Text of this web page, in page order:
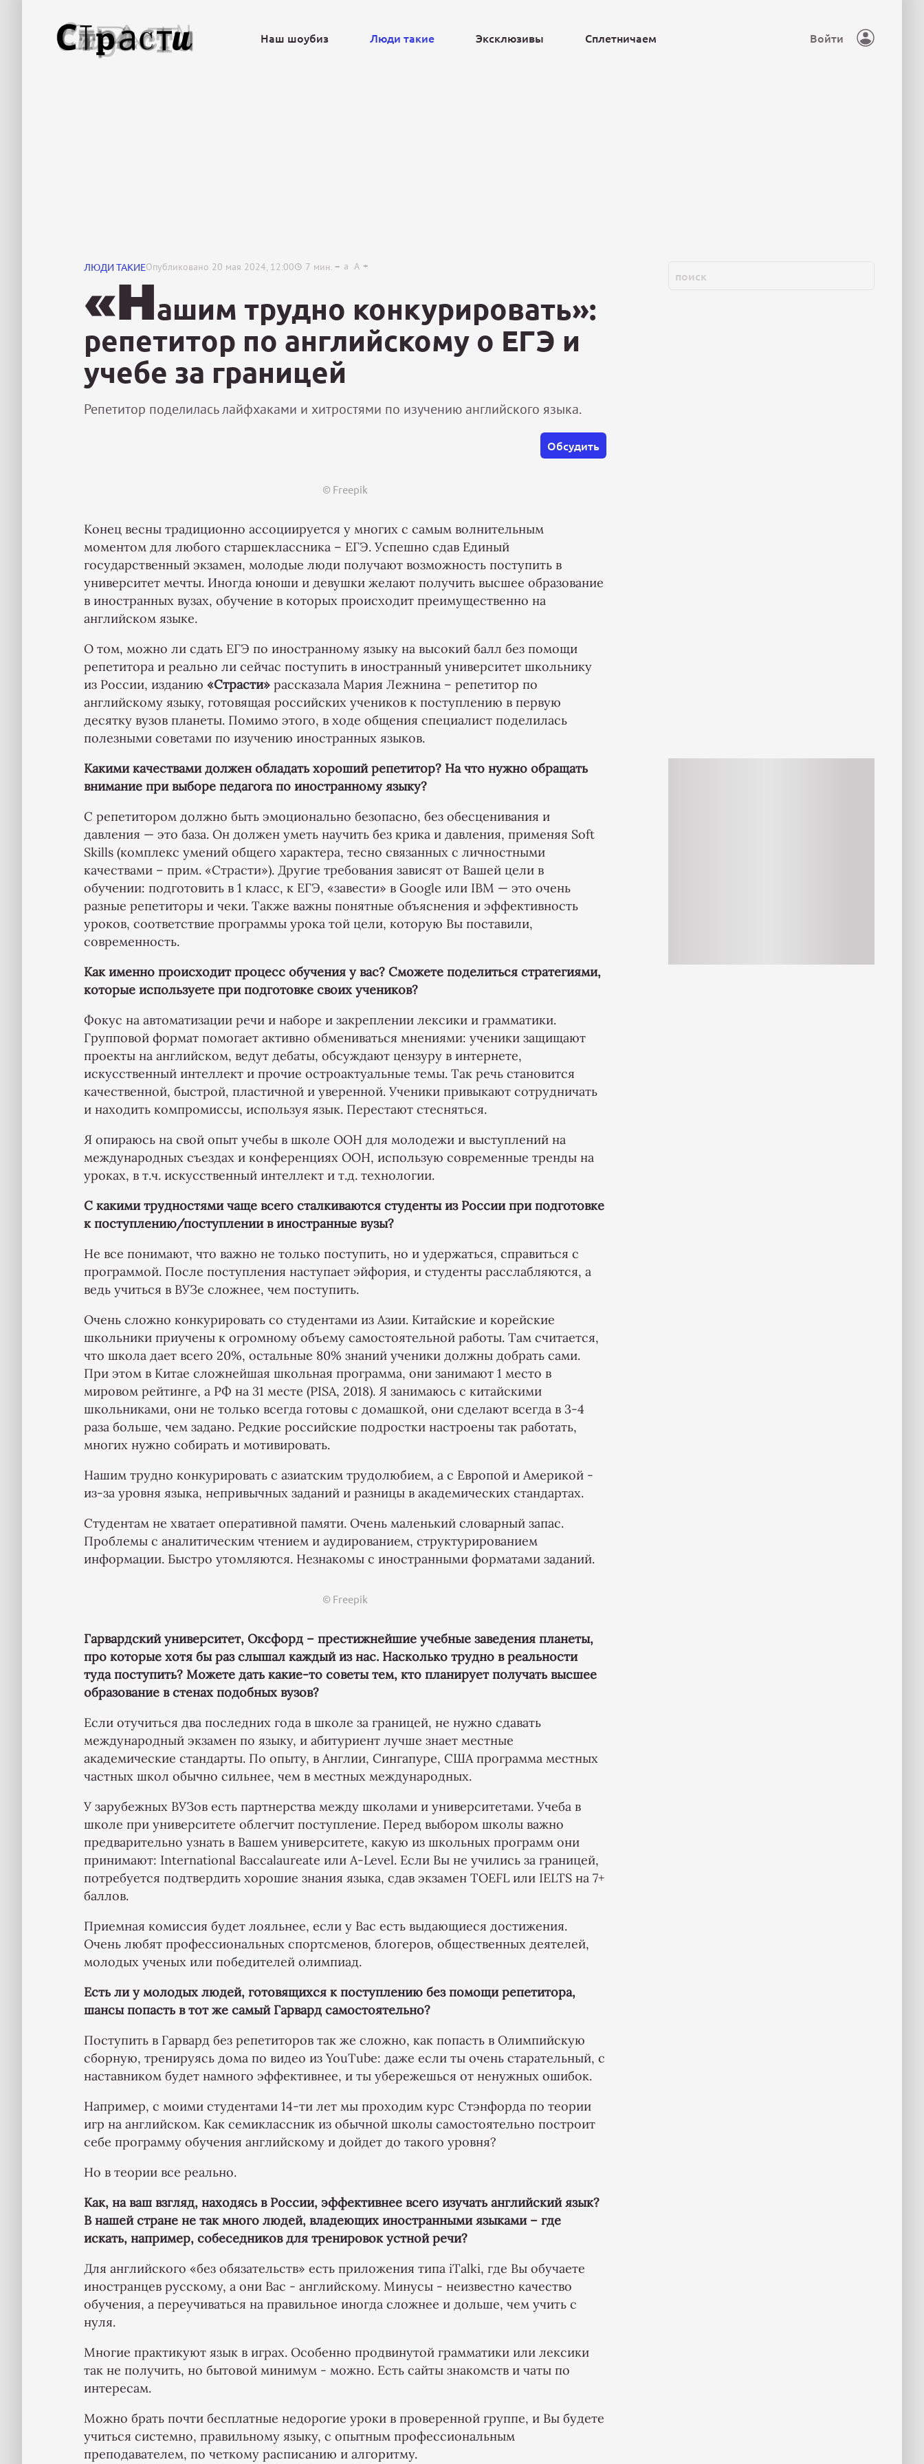
Наш шоубиз Люди такие Эксклюзивы Сплетничаем Войти
ЛЮДИ ТАКИЕОпубликовано 20 мая 2024, 12:00 7 мин. a A
«Нашим трудно конкурировать»:
репетитор по английскому о ЕГЭ и
учебе за границей
Репетитор поделилась лайфхаками и хитростями по изучению английского языка.
Обсудить
© Freepik
Конец весны традиционно ассоциируется у многих с самым волнительным
моментом для любого старшеклассника – ЕГЭ. Успешно сдав Единый
государственный экзамен, молодые люди получают возможность поступить в
университет мечты. Иногда юноши и девушки желают получить высшее образование
в иностранных вузах, обучение в которых происходит преимущественно на
английском языке.
О том, можно ли сдать ЕГЭ по иностранному языку на высокий балл без помощи
репетитора и реально ли сейчас поступить в иностранный университет школьнику
из России, изданию «Страсти» рассказала Мария Лежнина – репетитор по
английскому языку, готовящая российских учеников к поступлению в первую
десятку вузов планеты. Помимо этого, в ходе общения специалист поделилась
полезными советами по изучению иностранных языков.
Какими качествами должен обладать хороший репетитор? На что нужно обращать
внимание при выборе педагога по иностранному языку?
С репетитором должно быть эмоционально безопасно, без обесценивания и
давления — это база. Он должен уметь научить без крика и давления, применяя Soft
Skills (комплекс умений общего характера, тесно связанных с личностными
качествами – прим. «Страсти»). Другие требования зависят от Вашей цели в
обучении: подготовить в 1 класс, к ЕГЭ, «завести» в Google или IBM — это очень
разные репетиторы и чеки. Также важны понятные объяснения и эффективность
уроков, соответствие программы урока той цели, которую Вы поставили,
современность.
Как именно происходит процесс обучения у вас? Сможете поделиться стратегиями,
которые используете при подготовке своих учеников?
Фокус на автоматизации речи и наборе и закреплении лексики и грамматики.
Групповой формат помогает активно обмениваться мнениями: ученики защищают
проекты на английском, ведут дебаты, обсуждают цензуру в интернете,
искусственный интеллект и прочие остроактуальные темы. Так речь становится
качественной, быстрой, пластичной и уверенной. Ученики привыкают сотрудничать
и находить компромиссы, используя язык. Перестают стесняться.
Я опираюсь на свой опыт учебы в школе ООН для молодежи и выступлений на
международных съездах и конференциях ООН, использую современные тренды на
уроках, в т.ч. искусственный интеллект и т.д. технологии.
С какими трудностями чаще всего сталкиваются студенты из России при подготовке
к поступлению/поступлении в иностранные вузы?
Не все понимают, что важно не только поступить, но и удержаться, справиться с
программой. После поступления наступает эйфория, и студенты расслабляются, а
ведь учиться в ВУЗе сложнее, чем поступить.
Очень сложно конкурировать со студентами из Азии. Китайские и корейские
школьники приучены к огромному объему самостоятельной работы. Там считается,
что школа дает всего 20%, остальные 80% знаний ученики должны добрать сами.
При этом в Китае сложнейшая школьная программа, они занимают 1 место в
мировом рейтинге, а РФ на 31 месте (PISA, 2018). Я занимаюсь с китайскими
школьниками, они не только всегда готовы с домашкой, они сделают всегда в 3-4
раза больше, чем задано. Редкие российские подростки настроены так работать,
многих нужно собирать и мотивировать.
Нашим трудно конкурировать с азиатским трудолюбием, а с Европой и Америкой -
из-за уровня языка, непривычных заданий и разницы в академических стандартах.
Студентам не хватает оперативной памяти. Очень маленький словарный запас.
Проблемы с аналитическим чтением и аудированием, структурированием
информации. Быстро утомляются. Незнакомы с иностранными форматами заданий.
© Freepik
Гарвардский университет, Оксфорд – престижнейшие учебные заведения планеты,
про которые хотя бы раз слышал каждый из нас. Насколько трудно в реальности
туда поступить? Можете дать какие-то советы тем, кто планирует получать высшее
образование в стенах подобных вузов?
Если отучиться два последних года в школе за границей, не нужно сдавать
международный экзамен по языку, и абитуриент лучше знает местные
академические стандарты. По опыту, в Англии, Сингапуре, США программа местных
частных школ обычно сильнее, чем в местных международных.
У зарубежных ВУЗов есть партнерства между школами и университетами. Учеба в
школе при университете облегчит поступление. Перед выбором школы важно
предварительно узнать в Вашем университете, какую из школьных программ они
принимают: International Baccalaureate или A-Level. Если Вы не учились за границей,
потребуется подтвердить хорошие знания языка, сдав экзамен TOEFL или IELTS на 7+
баллов.
Приемная комиссия будет лояльнее, если у Вас есть выдающиеся достижения.
Очень любят профессиональных спортсменов, блогеров, общественных деятелей,
молодых ученых или победителей олимпиад.
Есть ли у молодых людей, готовящихся к поступлению без помощи репетитора,
шансы попасть в тот же самый Гарвард самостоятельно?
Поступить в Гарвард без репетиторов так же сложно, как попасть в Олимпийскую
сборную, тренируясь дома по видео из YouTube: даже если ты очень старательный, с
наставником будет намного эффективнее, и ты убережешься от ненужных ошибок.
Например, с моими студентами 14-ти лет мы проходим курс Стэнфорда по теории
игр на английском. Как семиклассник из обычной школы самостоятельно построит
себе программу обучения английскому и дойдет до такого уровня?
Но в теории все реально.
Как, на ваш взгляд, находясь в России, эффективнее всего изучать английский язык?
В нашей стране не так много людей, владеющих иностранными языками – где
искать, например, собеседников для тренировок устной речи?
Для английского «без обязательств» есть приложения типа iTalki, где Вы обучаете
иностранцев русскому, а они Вас - английскому. Минусы - неизвестно качество
обучения, а переучиваться на правильное иногда сложнее и дольше, чем учить с
нуля.
Многие практикуют язык в играх. Особенно продвинутой грамматики или лексики
так не получить, но бытовой минимум - можно. Есть сайты знакомств и чаты по
интересам.
Можно брать почти бесплатные недорогие уроки в проверенной группе, и Вы будете
учиться системно, правильному языку, с опытным профессиональным
преподавателем, по четкому расписанию и алгоритму.